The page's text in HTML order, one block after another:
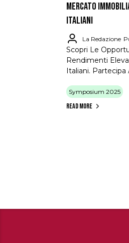
MERCATO
ITALIANI
La Redazione
Scopri Le
Rendimenti
Italiani. Partecipa
Symposium 2025
Read More